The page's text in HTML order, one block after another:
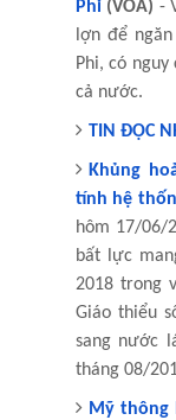
Phi(VOA) -
lợn để
Phi, có
cả nước.
TIN ĐỌC
Khủng
tính hệ
hôm 17/06/
bất lực
2018 trong
Giáo thiểu
sang nước
tháng 08/
Mỹ thông